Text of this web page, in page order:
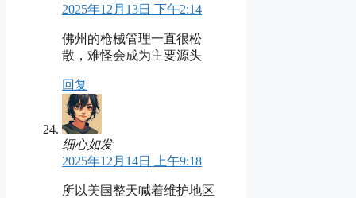
2025年12月13日 下午2:14
佛州的枪械管理一直很松
散，难怪会成为主要源头
回复
细心如发
2025年12月14日 上午9:18
所以美国整天喊着维护地区